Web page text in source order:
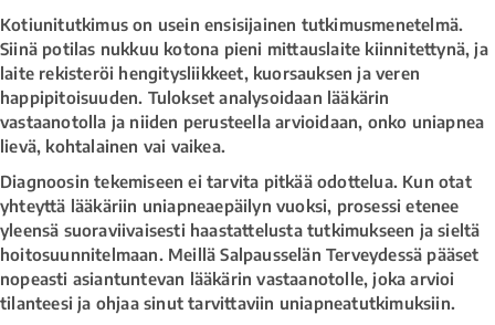
Kotiunitutkimus on usein ensisijainen tutkimusmenetelmä.
Siinä potilas nukkuu kotona pieni mittauslaite kiinnitettynä, ja
laite rekisteröi hengitysliikkeet, kuorsauksen ja veren
happipitoisuuden. Tulokset analysoidaan lääkärin
vastaanotolla ja niiden perusteella arvioidaan, onko uniapnea
lievä, kohtalainen vai vaikea.
Diagnoosin tekemiseen ei tarvita pitkää odottelua. Kun otat
yhteyttä lääkäriin uniapneaepäilyn vuoksi, prosessi etenee
yleensä suoraviivaisesti haastattelusta tutkimukseen ja sieltä
hoitosuunnitelmaan. Meillä Salpausselän Terveydessä pääset
nopeasti asiantuntevan lääkärin vastaanotolle, joka arvioi
tilanteesi ja ohjaa sinut tarvittaviin uniapneatutkimuksiin.